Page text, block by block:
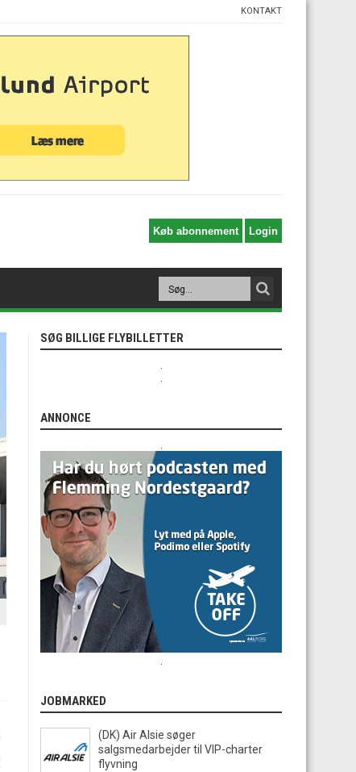
KONTAKT
SØG BILLIGE FLYBILLETTER
ANNONCE
JOBMARKED
(DK) Air Alsie søger
salgsmedarbejder til VIP-charter
flyvning